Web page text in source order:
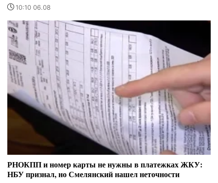
10:10 06.08
РНОКПП и номер карты не нужны в платежках ЖКУ:
НБУ признал, но Смелянский нашел неточности